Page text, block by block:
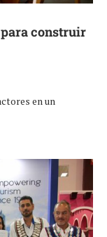
para construir
en un